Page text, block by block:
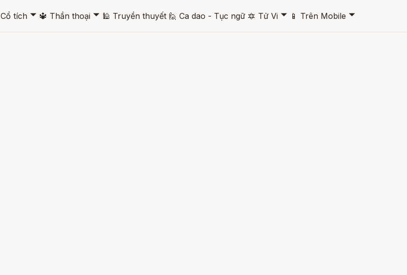
Cổ tích 🞃 🔱 Thần thoại 🞃 🕌 Truyền thuyết 🙋 Ca dao - Tục ngữ 🔯 Tử Vi 🞃 📱 Trên Mobile 🞃